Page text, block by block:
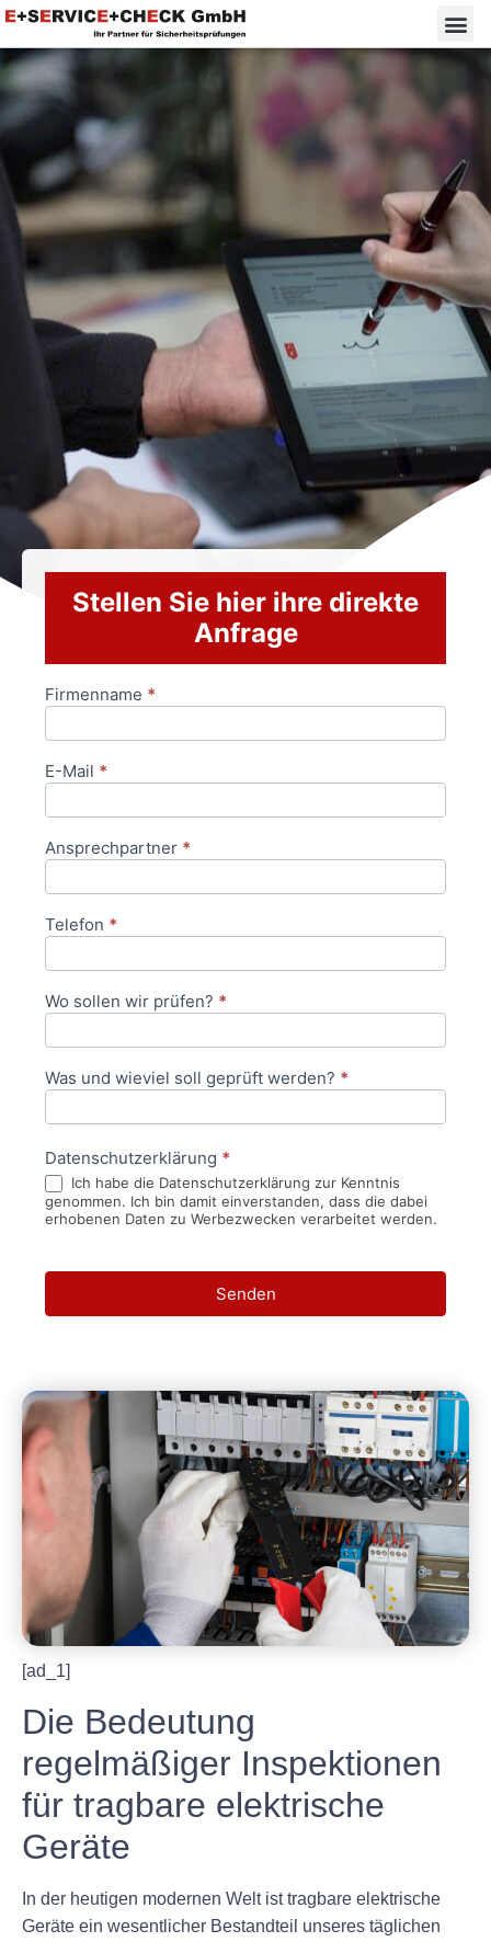
Stellen Sie hier ihre direkte
Anfrage
Anfrageformular
Firmenname *
E-Mail *
Ansprechpartner *
Telefon *
Wo sollen wir prüfen? *
Was und wieviel soll geprüft werden? *
Datenschutzerklärung *
Ich habe die Datenschutzerklärung zur Kenntnis
genommen. Ich bin damit einverstanden, dass die dabei
erhobenen Daten zu Werbezwecken verarbeitet werden.
Senden
[ad_1]
Die Bedeutung
regelmäßiger Inspektionen
für tragbare elektrische
Geräte
In der heutigen modernen Welt ist tragbare elektrische
Geräte ein wesentlicher Bestandteil unseres täglichen